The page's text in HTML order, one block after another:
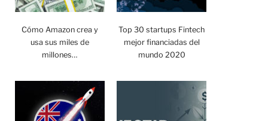
Cómo Amazon crea y
usa sus miles de
millones…
Top 30 startups Fintech
mejor financiadas del
mundo 2020